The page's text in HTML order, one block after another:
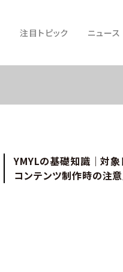
注目トピック ニュース
YMYLの基礎知識｜対象
コンテンツ制作時の注